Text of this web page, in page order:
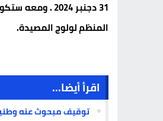
المنظم لولوج المصيدة.
اقرأ أيضا...
توقيف مبحوث عنه